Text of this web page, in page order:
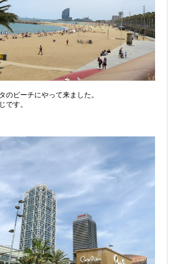
のビーチにやって来ました。
です。